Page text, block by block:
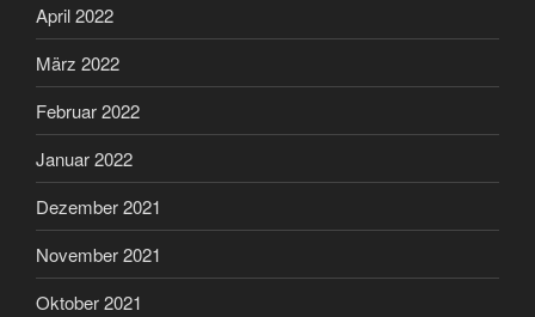
April 2022
März 2022
Februar 2022
Januar 2022
Dezember 2021
November 2021
Oktober 2021